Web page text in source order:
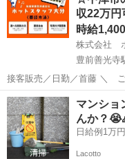
————— クリーニ...
収22万
時給
株式会社
豊前善光寺
接客販売／日勤／首藤 ＼ ご紹介するお仕事のPOINT ／ ◆接客の仕
事が好きな方 ◆シフト制で
上がる ◆残業なしで定時退社可能 —————☆お
————— 中津市の...
大分 中津市 豊前善
マンショ
んか？
Lacotto